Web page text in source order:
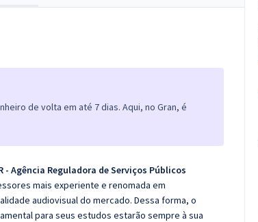
de volta em até 7 dias. Aqui, no Gran, é
- Agência Reguladora de Serviços Públicos
mais experiente e renomada em
audiovisual do mercado. Dessa forma, o
para seus estudos estarão sempre à sua